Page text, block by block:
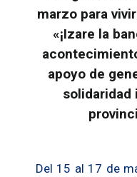
marzo para
«¡Izare la
apoyo de
solidaridad
Del 15 al 17 de